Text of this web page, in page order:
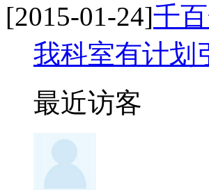
[2015-01-24]千
我科室有计划
最近访客